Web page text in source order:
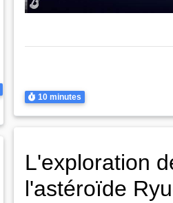
Durée
10 minutes
L'exploration
l'astéroïde